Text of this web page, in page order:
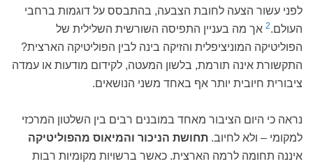
לפני עשור הצעה לחובת הצבעה, בהתבסס על דוגמות ברחבי
העולם.2 אך מה בעניין התפיסה השורשית השלילית של
הפוליטיקה המוניציפלית והזיקה בינה לבין הפוליטיקה הארצית?
התקשורת אינה תורמת, בלשון המעטה, לקידום מודעות או עמדה
ציבורית חיובית יותר אף באחד משני הנושאים.
נראה כי היום הציבור מאחד במובנים רבים בין השלטון המרכזי
למקומי – ולא לחיוב. תחושת הניכור והמיאוס מהפוליטיקה
איננה תחומה לרמה הארצית. כאשר ברשויות מקומיות רבות